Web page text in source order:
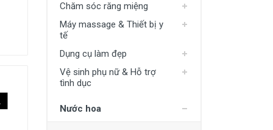
Chăm sóc răng miệng
Máy massage & Thiết bị y
tế
Dụng cụ làm đẹp
Vệ sinh phụ nữ & Hỗ trợ
tình dục
Nước hoa